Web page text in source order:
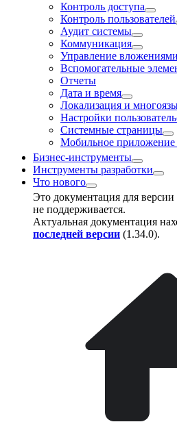
Контроль доступа
Контроль пользователей
Аудит системы
Коммуникация
Управление вложениями
Вспомогательные
Отчеты
Дата и время
Локализация и
Настройки
Системные страницы
Мобильное приложение
Бизнес-инструменты
Инструменты разработки
Что нового
Это документация для версии
не поддерживается.
Актуальная документация
последней версии (1.34.0).